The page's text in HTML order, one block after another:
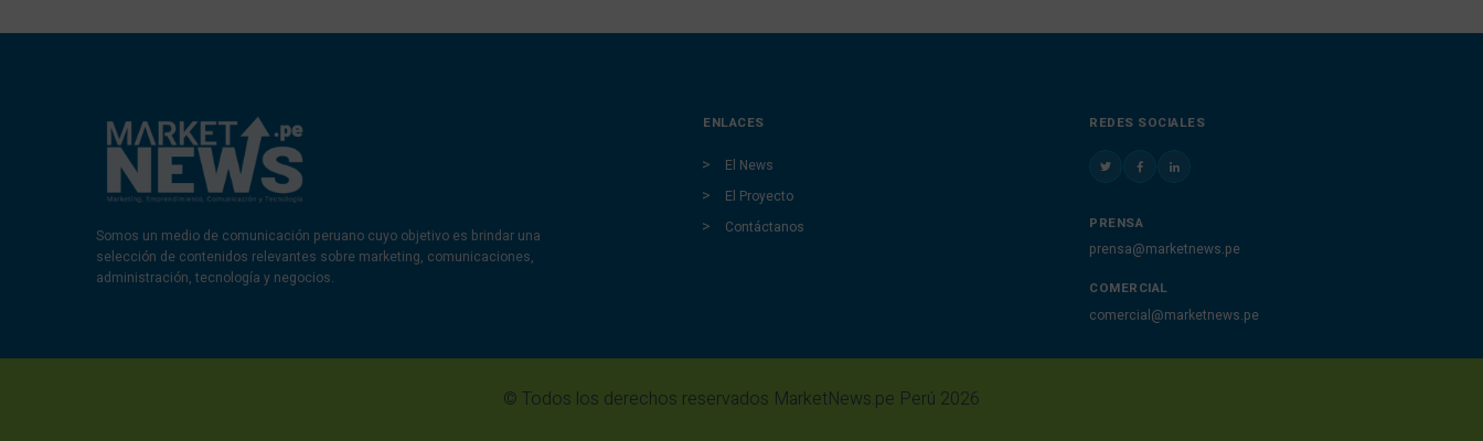
Somos un medio de comunicación peruano cuyo objetivo es brindar una
selección de contenidos relevantes sobre marketing, comunicaciones,
administración, tecnología y negocios.
ENLACES
El News
El Proyecto
Contáctanos
REDES SOCIALES
PRENSA
prensa@marketnews.pe
COMERCIAL
comercial@marketnews.pe
© Todos los derechos reservados MarketNews.pe Perú 2026